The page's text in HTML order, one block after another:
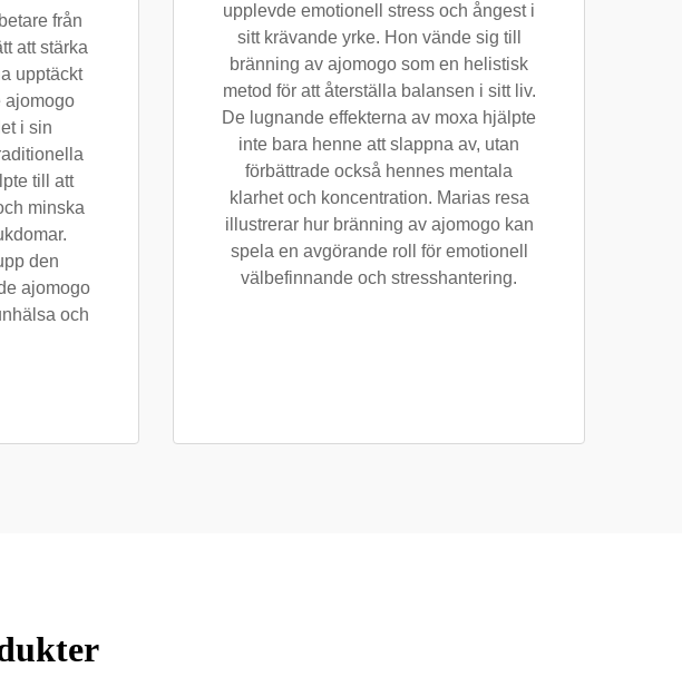
från
att stärka
upptäckt
ajomogo
i sin
till att
minska
den
ajomogo
och
upplevde emotionell stress och ångest i
sitt krävande yrke. Hon vände sig till
bränning av ajomogo som en helistisk
metod för att återställa balansen i sitt liv.
De lugnande effekterna av moxa hjälpte
inte bara henne att slappna av, utan
förbättrade också hennes mentala
klarhet och koncentration. Marias resa
illustrerar hur bränning av ajomogo kan
spela en avgörande roll för emotionell
välbefinnande och stresshantering.